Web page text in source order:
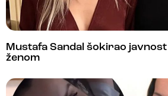
Mustafa Sandal šokirao
ženom